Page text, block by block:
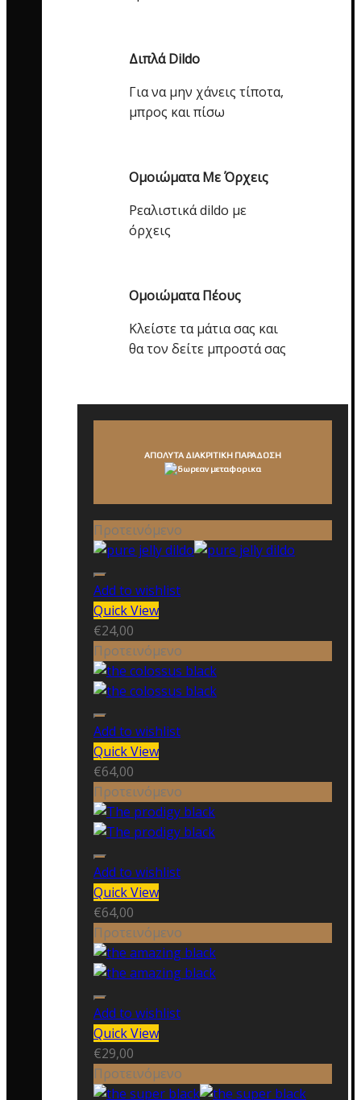
Διπλά Dildo
Για να μην χάνεις τίποτα,
μπρος και πίσω
Ομοιώματα Με Όρχεις
Ρεαλιστικά dildo με
όρχεις
Ομοιώματα Πέους
Κλείστε τα μάτια σας και
θα τον δείτε μπροστά σας
ΑΠΟΛΥΤΑ ΔΙΑΚΡΙΤΙΚΗ ΠΑΡΑΔΟΣΗ
Προτεινόμενο
Add to wishlist
Quick View
€24,00
Προτεινόμενο
Add to wishlist
Quick View
€64,00
Προτεινόμενο
Add to wishlist
Quick View
€64,00
Προτεινόμενο
Add to wishlist
Quick View
€29,00
Προτεινόμενο